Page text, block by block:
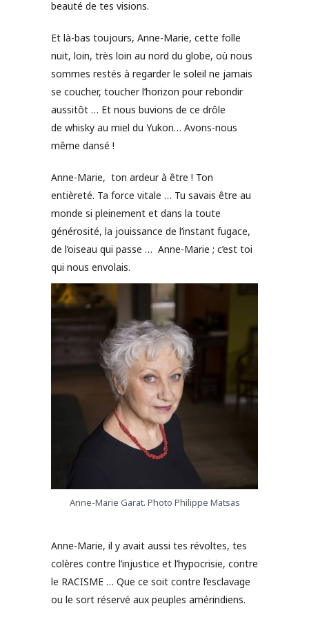
beauté de tes visions.
Et là-bas toujours, Anne-Marie, cette folle
nuit, loin, très loin au nord du globe, où nous
sommes restés à regarder le soleil ne jamais
se coucher, toucher l’horizon pour rebondir
aussitôt … Et nous buvions de ce drôle
de whisky au miel du Yukon… Avons-nous
même dansé !
Anne-Marie, ton ardeur à être ! Ton
entièreté. Ta force vitale … Tu savais être au
monde si pleinement et dans la toute
générosité, la jouissance de l’instant fugace,
de l’oiseau qui passe … Anne-Marie ; c’est toi
qui nous envolais.
Anne-Marie Garat. Photo Philippe Matsas
Anne-Marie, il y avait aussi tes révoltes, tes
colères contre l’injustice et l’hypocrisie, contre
le RACISME … Que ce soit contre l’esclavage
ou le sort réservé aux peuples amérindiens.